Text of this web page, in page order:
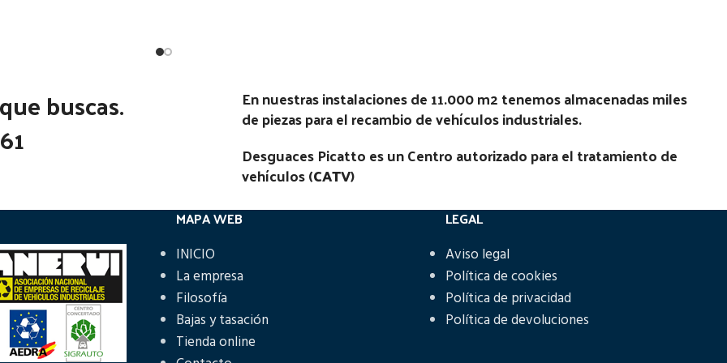
Pieza:53204
01.50 - 12.10
Código Pieza:52220
01.50 - 12.10
Código Pieza:
buscas. En nuestras instalaciones de 11.000 m2 tenemos almacenadas miles
de piezas para el recambio de vehículos industriales.
Desguaces Picatto es un Centro autorizado para el tratamiento de
vehículos (CATV)
MAPA WEB
INICIO
La empresa
Filosofía
Bajas y tasación
Tienda online
LEGAL
Aviso legal
Política de cookies
Política de privacidad
Política de devoluciones